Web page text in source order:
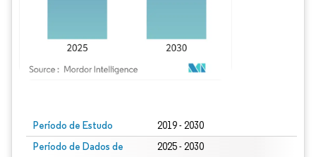
Período de Estudo 2019 - 2030
Período de Dados de
2025 - 2030